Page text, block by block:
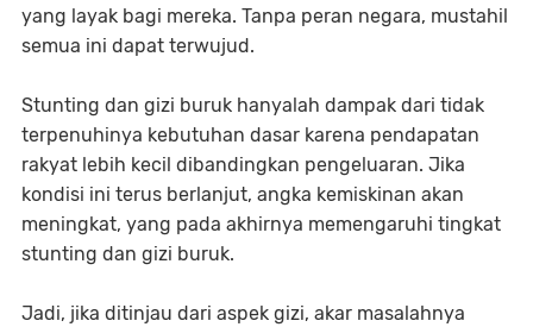
yang layak bagi mereka. Tanpa peran negara, mustahil
semua ini dapat terwujud.
Stunting dan gizi buruk hanyalah dampak dari tidak
terpenuhinya kebutuhan dasar karena pendapatan
rakyat lebih kecil dibandingkan pengeluaran. Jika
kondisi ini terus berlanjut, angka kemiskinan akan
meningkat, yang pada akhirnya memengaruhi tingkat
stunting dan gizi buruk.
Jadi, jika ditinjau dari aspek gizi, akar masalahnya